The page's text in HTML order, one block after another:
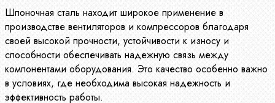
Шпоночная сталь находит широкое применение в
производстве вентиляторов и компрессоров благодаря
своей высокой прочности, устойчивости к износу и
способности обеспечивать надежную связь между
компонентами оборудования. Это качество особенно важно
в условиях, где необходима высокая надежность и
эффективность работы.